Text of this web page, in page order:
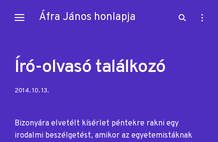
Áfra János honlapja
open
open
Író-olvasó találkozó
Posted
2014. 10. 13.
Bizonyára elvetélt kísérlet péntekre rakni egy
irodalmi beszélgetést, amikor az egyetemistáknak